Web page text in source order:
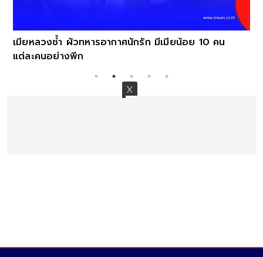
เมียหลวงช้ำ ผัวทหารอากาศนักรัก มีเมียน้อย 10 คน
แต่ละคนอย่างพีก